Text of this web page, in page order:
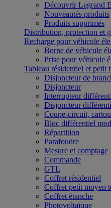
Découvrir Legrand
Nouveautés produits
Produits supprimés
Distribution, protection et
Recharge pour véhicule
Borne de véhicule
Prise pour véhicule
Tableau résidentiel et petit
Disjoncteur de
Disjoncteur
Interrupteur
Disjoncteur
Coupe-circuit,
Bloc différentiel
Répartition
Parafoudre
Mesure et comptage
Commande
GTL
Coffret résidentiel
Coffret petit moyen
Coffret étanche
Photovoltaïque